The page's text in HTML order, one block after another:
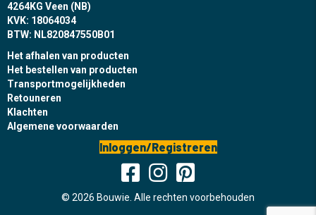
4264KG Veen (NB)
KVK: 18064034
BTW: NL820847550B01
Het afhalen van producten
Het bestellen van producten
Transportmogelijkheden
Retouneren
Klachten
Algemene voorwaarden
Inloggen/Registreren
© 2026 Bouwie. Alle rechten voorbehouden